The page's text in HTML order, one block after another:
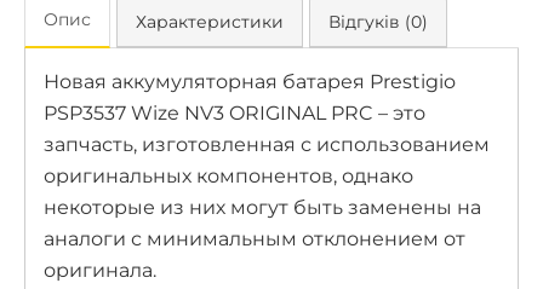
Опис Характеристики Відгуків (0)
Новая аккумуляторная батарея Prestigio
PSP3537 Wize NV3 ORIGINAL PRC – это
запчасть, изготовленная с использованием
оригинальных компонентов, однако
некоторые из них могут быть заменены на
аналоги с минимальным отклонением от
оригинала.